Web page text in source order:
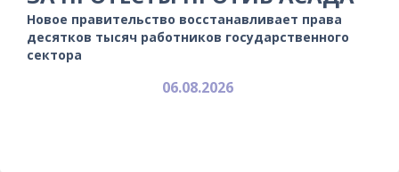
Новое правительство восстанавливает права
десятков тысяч работников государственного
сектора
06.08.2026